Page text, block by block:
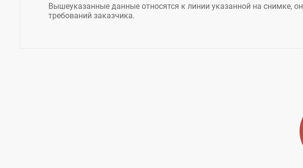
Вышеуказанные данные относятся к линии указанной на снимке,
требований заказчика.